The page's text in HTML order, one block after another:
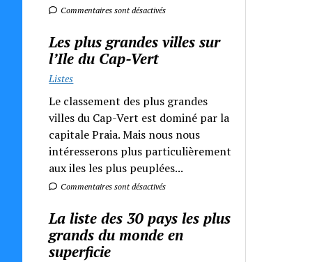
Commentaires sont désactivés
Les plus grandes villes sur
l’Ile du Cap-Vert
Listes
Le classement des plus grandes
villes du Cap-Vert est dominé par la
capitale Praia. Mais nous nous
intéresserons plus particulièrement
aux iles les plus peuplées...
Commentaires sont désactivés
La liste des 30 pays les plus
grands du monde en
superficie